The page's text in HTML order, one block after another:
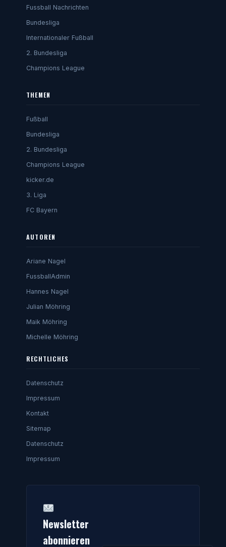
Fussball Nachrichten
Bundesliga
Internationaler Fußball
2. Bundesliga
Champions League
THEMEN
Fußball
Bundesliga
2. Bundesliga
Champions League
kicker.de
3. Liga
FC Bayern
AUTOREN
Ariane Nagel
FussballAdmin
Hannes Nagel
Julian Möhring
Maik Möhring
Michelle Möhring
RECHTLICHES
Datenschutz
Impressum
Kontakt
Sitemap
Datenschutz
Impressum
Newsletter
abonnieren